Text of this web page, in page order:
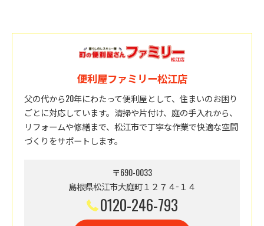
便利屋ファミリー松江店
父の代から20年にわたって便利屋として、住まいのお困り
ごとに対応しています。清掃や片付け、庭の手入れから、
リフォームや修繕まで、松江市で丁寧な作業で快適な空間
づくりをサポートします。
〒690-0033
島根県松江市大庭町１２７４−１４
0120-246-793